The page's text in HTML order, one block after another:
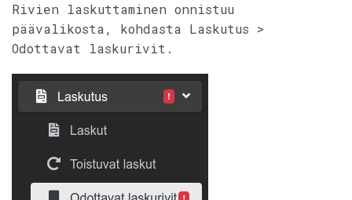
Rivien laskuttaminen onnistuu
päävalikosta, kohdasta Laskutus >
Odottavat laskurivit.